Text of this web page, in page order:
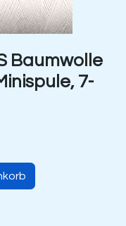
Baumwolle
7-